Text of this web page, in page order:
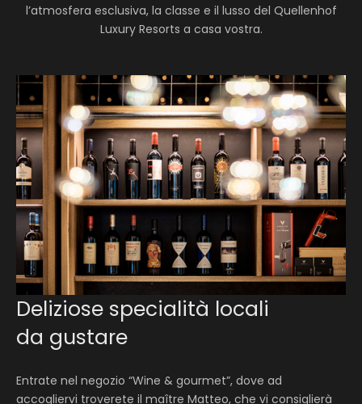
l’atmosfera esclusiva, la classe e il lusso del Quellenhof
Luxury Resorts a casa vostra.
Deliziose specialità locali
da gustare
Entrate nel negozio “Wine & gourmet”, dove ad
accogliervi troverete il maître Matteo, che vi consiglierà